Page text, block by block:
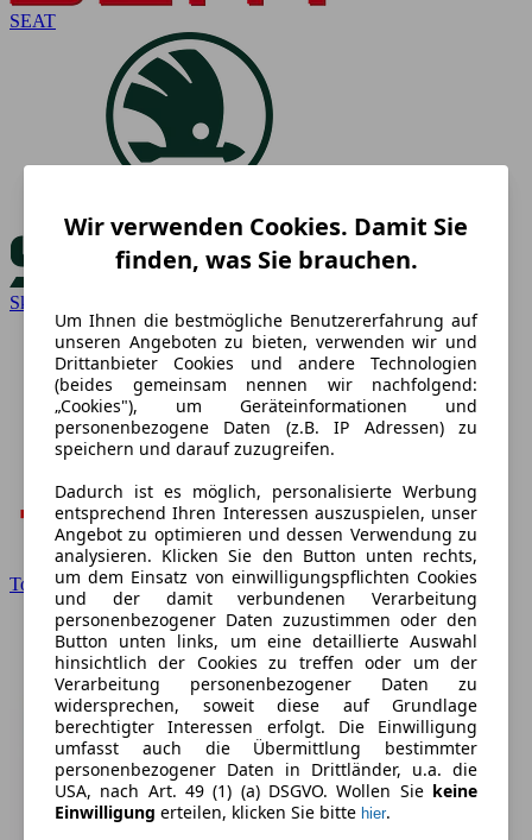
SEAT
Skoda
Toyota
Wir verwenden Cookies. Damit Sie
finden, was Sie brauchen.
Um Ihnen die bestmögliche Benutzererfahrung auf
unseren Angeboten zu bieten, verwenden wir und
Drittanbieter Cookies und andere Technologien
(beides gemeinsam nennen wir nachfolgend:
„Cookies"), um Geräteinformationen und
personenbezogene Daten (z.B. IP Adressen) zu
speichern und darauf zuzugreifen.
Dadurch ist es möglich, personalisierte Werbung
entsprechend Ihren Interessen auszuspielen, unser
Angebot zu optimieren und dessen Verwendung zu
analysieren. Klicken Sie den Button unten rechts,
um dem Einsatz von einwilligungspflichten Cookies
und der damit verbundenen Verarbeitung
personenbezogener Daten zuzustimmen oder den
Button unten links, um eine detaillierte Auswahl
hinsichtlich der Cookies zu treffen oder um der
Verarbeitung personenbezogener Daten zu
widersprechen, soweit diese auf Grundlage
berechtigter Interessen erfolgt. Die Einwilligung
umfasst auch die Übermittlung bestimmter
personenbezogener Daten in Drittländer, u.a. die
USA, nach Art. 49 (1) (a) DSGVO. Wollen Sie keine
Einwilligung erteilen, klicken Sie bitte hier.